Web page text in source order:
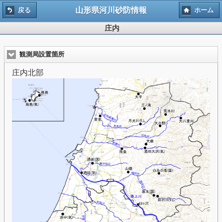
戻る 山形県河川砂防情報 ホーム
庄内
観測局設置箇所
庄内北部